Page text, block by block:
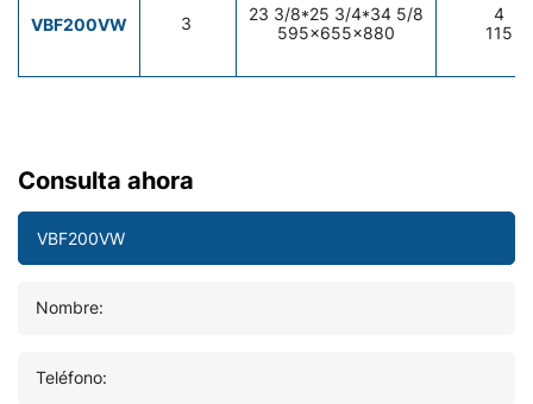
VBF200VW 3
23 3/8*25 3/4*34 5/8
595x655x880
4
115
Consulta ahora
Nombre:
Teléfono: